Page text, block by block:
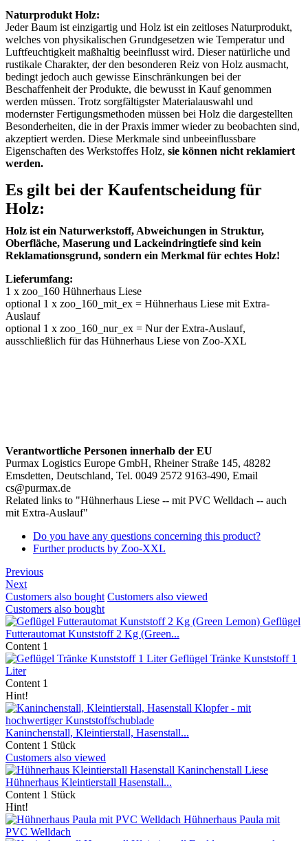
Naturprodukt Holz:
Jeder Baum ist einzigartig und Holz ist ein zeitloses Naturprodukt,
welches von physikalischen Grundgesetzen wie Temperatur und
Luftfeuchtigkeit maßhaltig beeinflusst wird. Dieser natürliche und
rustikale Charakter, der den besonderen Reiz von Holz ausmacht,
bedingt jedoch auch gewisse Einschränkungen bei der
Beschaffenheit der Produkte, die bewusst in Kauf genommen
werden müssen. Trotz sorgfältigster Materialauswahl und
modernster Fertigungsmethoden müssen bei Holz die dargestellten
Besonderheiten, die in der Praxis immer wieder zu beobachten sind,
akzeptiert werden. Diese Merkmale sind unbeeinflussbare
Eigenschaften des Werkstoffes Holz, sie können nicht reklamiert
werden.
Es gilt bei der Kaufentscheidung für
Holz:
Holz ist ein Naturwerkstoff, Abweichungen in Struktur,
Oberfläche, Maserung und Lackeindringtiefe sind kein
Reklamationsgrund, sondern ein Merkmal für echtes Holz!
Lieferumfang:
1 x zoo_160 Hühnerhaus Liese
optional 1 x zoo_160_mit_ex = Hühnerhaus Liese mit Extra-
Auslauf
optional 1 x zoo_160_nur_ex = Nur der Extra-Auslauf,
ausschließlich für das Hühnerhaus Liese von Zoo-XXL
Verantwortliche Personen innerhalb der EU
Purmax Logistics Europe GmbH, Rheiner Straße 145, 48282
Emsdetten, Deutschland, Tel. 0049 2572 9163-490, Email
cs@purmax.de
Related links to "Hühnerhaus Liese -- mit PVC Welldach -- auch
mit Extra-Auslauf"
Do you have any questions concerning this product?
Further products by Zoo-XXL
Previous
Next
Customers also bought Customers also viewed
Customers also bought
Geflügel
Futterautomat Kunststoff 2 Kg (Green...
Content 1
Geflügel Tränke Kunststoff 1
Liter
Content 1
Hint!
Kaninchenstall, Kleintierstall, Hasenstall...
Content 1 Stück
Customers also viewed
Hühnerhaus Kleintierstall Hasenstall...
Content 1 Stück
Hint!
Hühnerhaus Paula mit
PVC Welldach